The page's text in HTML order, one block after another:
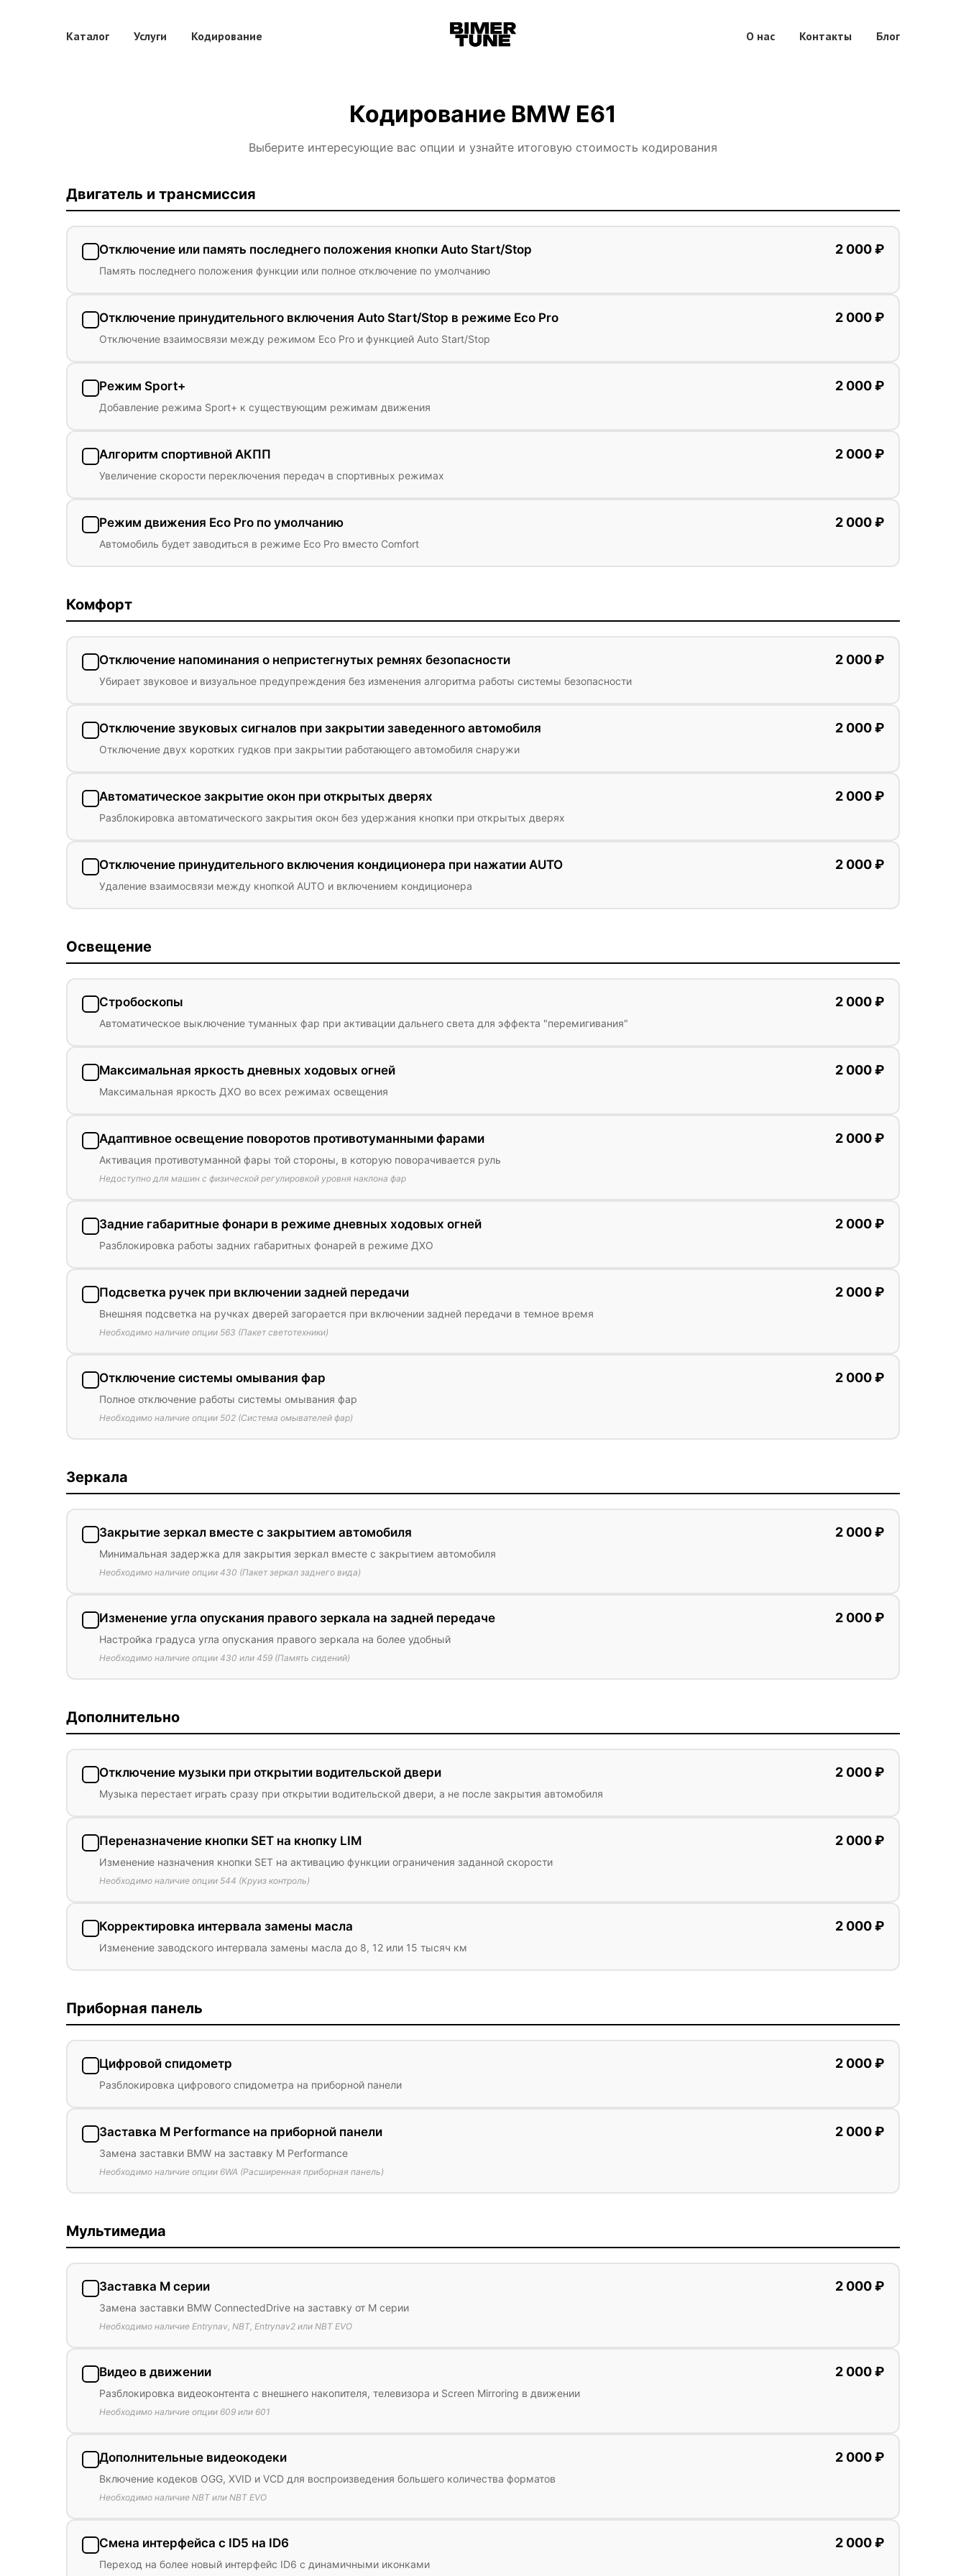
Каталог Услуги Кодирование О нас Контакты Блог
Кодирование BMW E61
Выберите интересующие вас опции и узнайте итоговую стоимость кодирования
Двигатель и трансмиссия
Отключение или память последнего положения кнопки Auto Start/Stop
Память последнего положения функции или полное отключение по умолчанию
2 000 ₽
Отключение принудительного включения Auto Start/Stop в режиме Eco Pro
Отключение взаимосвязи между режимом Eco Pro и функцией Auto Start/Stop
2 000 ₽
Режим Sport+
Добавление режима Sport+ к существующим режимам движения
2 000 ₽
Алгоритм спортивной АКПП
Увеличение скорости переключения передач в спортивных режимах
2 000 ₽
Режим движения Eco Pro по умолчанию
Автомобиль будет заводиться в режиме Eco Pro вместо Comfort
2 000 ₽
Комфорт
Отключение напоминания о непристегнутых ремнях безопасности
Убирает звуковое и визуальное предупреждения без изменения алгоритма работы системы безопасности
2 000 ₽
Отключение звуковых сигналов при закрытии заведенного автомобиля
Отключение двух коротких гудков при закрытии работающего автомобиля снаружи
2 000 ₽
Автоматическое закрытие окон при открытых дверях
Разблокировка автоматического закрытия окон без удержания кнопки при открытых дверях
2 000 ₽
Отключение принудительного включения кондиционера при нажатии AUTO
Удаление взаимосвязи между кнопкой AUTO и включением кондиционера
2 000 ₽
Освещение
Стробоскопы
Автоматическое выключение туманных фар при активации дальнего света для эффекта "перемигивания"
2 000 ₽
Максимальная яркость дневных ходовых огней
Максимальная яркость ДХО во всех режимах освещения
2 000 ₽
Адаптивное освещение поворотов противотуманными фарами
Активация противотуманной фары той стороны, в которую поворачивается руль
Недоступно для машин с физической регулировкой уровня наклона фар
2 000 ₽
Задние габаритные фонари в режиме дневных ходовых огней
Разблокировка работы задних габаритных фонарей в режиме ДХО
2 000 ₽
Подсветка ручек при включении задней передачи
Внешняя подсветка на ручках дверей загорается при включении задней передачи в темное время
Необходимо наличие опции 563 (Пакет светотехники)
2 000 ₽
Отключение системы омывания фар
Полное отключение работы системы омывания фар
Необходимо наличие опции 502 (Система омывателей фар)
2 000 ₽
Зеркала
Закрытие зеркал вместе с закрытием автомобиля
Минимальная задержка для закрытия зеркал вместе с закрытием автомобиля
Необходимо наличие опции 430 (Пакет зеркал заднего вида)
2 000 ₽
Изменение угла опускания правого зеркала на задней передаче
Настройка градуса угла опускания правого зеркала на более удобный
Необходимо наличие опции 430 или 459 (Память сидений)
2 000 ₽
Дополнительно
Отключение музыки при открытии водительской двери
Музыка перестает играть сразу при открытии водительской двери, а не после закрытия автомобиля
2 000 ₽
Переназначение кнопки SET на кнопку LIM
Изменение назначения кнопки SET на активацию функции ограничения заданной скорости
Необходимо наличие опции 544 (Круиз контроль)
2 000 ₽
Корректировка интервала замены масла
Изменение заводского интервала замены масла до 8, 12 или 15 тысяч км
2 000 ₽
Приборная панель
Цифровой спидометр
Разблокировка цифрового спидометра на приборной панели
2 000 ₽
Заставка M Performance на приборной панели
Замена заставки BMW на заставку M Performance
Необходимо наличие опции 6WA (Расширенная приборная панель)
2 000 ₽
Мультимедиа
Заставка M серии
Замена заставки BMW ConnectedDrive на заставку от М серии
Необходимо наличие Entrynav, NBT, Entrynav2 или NBT EVO
2 000 ₽
Видео в движении
Разблокировка видеоконтента с внешнего накопителя, телевизора и Screen Mirroring в движении
Необходимо наличие опции 609 или 601
2 000 ₽
Дополнительные видеокодеки
Включение кодеков OGG, XVID и VCD для воспроизведения большего количества форматов
Необходимо наличие NBT или NBT EVO
2 000 ₽
Смена интерфейса с ID5 на ID6
Переход на более новый интерфейс ID6 с динамичными иконками
2 000 ₽